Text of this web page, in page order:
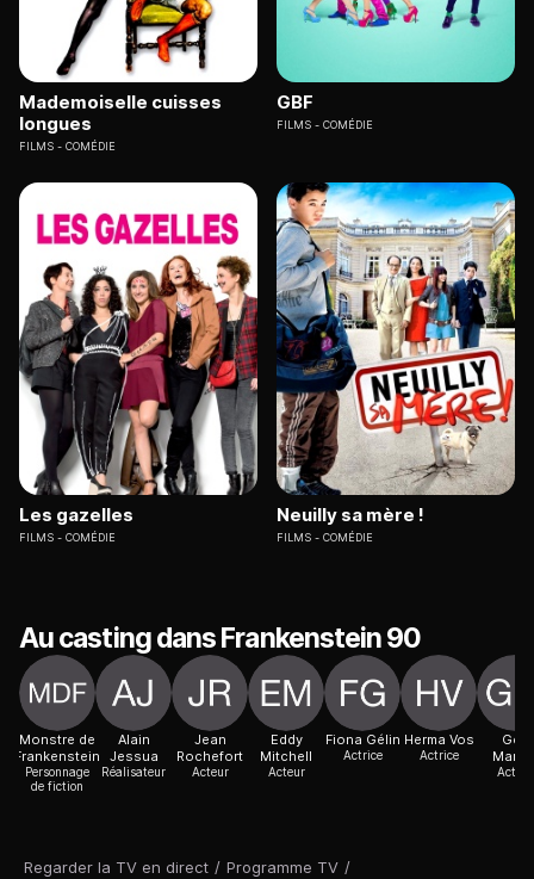
Regarder la TV en direct / Programme TV /
Mademoiselle cuisses
longues
FILMS COMÉDIE
GBF
FILMS COMÉDIE
Les gazelles
FILMS COMÉDIE
Neuilly sa mère !
FILMS COMÉDIE
Au casting dans Frankenstein 90
Monstre de
Frankenstein
Personnage
de fiction
Alain
Jessua
Réalisateur
Jean
Rochefort
Acteur
Eddy
Mitchell
Acteur
Fiona Gélin
Actrice
Herma Vos
Actrice
Ged
Acteur